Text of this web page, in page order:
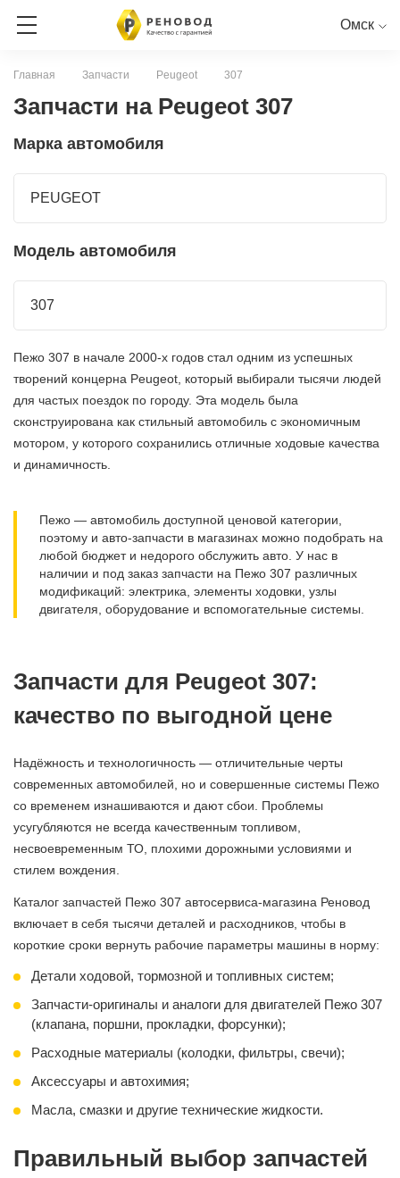
Омск
Главная Запчасти Peugeot 307
Запчасти на Peugeot 307
Марка автомобиля
PEUGEOT
Модель автомобиля
307
Пежо 307 в начале 2000-х годов стал одним из успешных
творений концерна Peugeot, который выбирали тысячи людей
для частых поездок по городу. Эта модель была
сконструирована как стильный автомобиль с экономичным
мотором, у которого сохранились отличные ходовые качества
и динамичность.
Пежо — автомобиль доступной ценовой категории,
поэтому и авто-запчасти в магазинах можно подобрать на
любой бюджет и недорого обслужить авто. У нас в
наличии и под заказ запчасти на Пежо 307 различных
модификаций: электрика, элементы ходовки, узлы
двигателя, оборудование и вспомогательные системы.
Запчасти для Peugeot 307:
качество по выгодной цене
Надёжность и технологичность — отличительные черты
современных автомобилей, но и совершенные системы Пежо
со временем изнашиваются и дают сбои. Проблемы
усугубляются не всегда качественным топливом,
несвоевременным ТО, плохими дорожными условиями и
стилем вождения.
Каталог запчастей Пежо 307 автосервиса-магазина Реновод
включает в себя тысячи деталей и расходников, чтобы в
короткие сроки вернуть рабочие параметры машины в норму:
Детали ходовой, тормозной и топливных систем;
Запчасти-оригиналы и аналоги для двигателей Пежо 307
(клапана, поршни, прокладки, форсунки);
Расходные материалы (колодки, фильтры, свечи);
Аксессуары и автохимия;
Масла, смазки и другие технические жидкости.
Правильный выбор запчастей
СЕРВИСНАЯ КНИГА ОНЛАЙН
RENAULT